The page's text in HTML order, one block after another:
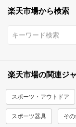
楽天市場から検索
楽天市場の関連ジ
スポーツ・アウトドア
スポーツ器具 そ